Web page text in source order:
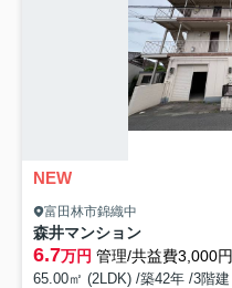
NEW
富田林市錦織中
森井マンション
6.7万円 管理/共益費3,000円
65.00㎡ (2LDK) /築42年 /3階建